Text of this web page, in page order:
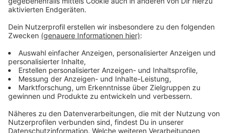
"Wir merken, dass die Konsumlaune jetzt gerade
auch Anfang Januar leicht gestiegen ist. Und wir
hoffen darauf, dass das auch dazu führt, dass die
Verbraucherinnen und Verbraucher mehr wieder
von ihrer hohen Sparquote in Konsum umsetzen."
Anzeige
Damit wieder mehr Menschen einkaufen gehen, sollten